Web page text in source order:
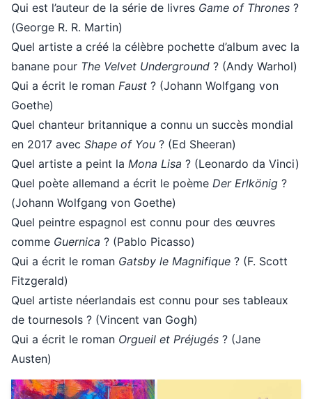
Qui est l’auteur de la série de livres Game of Thrones ?
(George R. R. Martin)
Quel artiste a créé la célèbre pochette d’album avec la
banane pour The Velvet Underground ? (Andy Warhol)
Qui a écrit le roman Faust ? (Johann Wolfgang von
Goethe)
Quel chanteur britannique a connu un succès mondial
en 2017 avec Shape of You ? (Ed Sheeran)
Quel artiste a peint la Mona Lisa ? (Leonardo da Vinci)
Quel poète allemand a écrit le poème Der Erlkönig ?
(Johann Wolfgang von Goethe)
Quel peintre espagnol est connu pour des œuvres
comme Guernica ? (Pablo Picasso)
Qui a écrit le roman Gatsby le Magnifique ? (F. Scott
Fitzgerald)
Quel artiste néerlandais est connu pour ses tableaux
de tournesols ? (Vincent van Gogh)
Qui a écrit le roman Orgueil et Préjugés ? (Jane
Austen)